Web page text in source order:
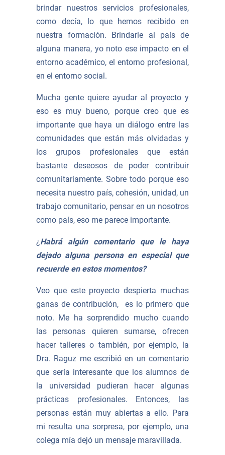
brindar nuestros servicios profesionales,
como decía, lo que hemos recibido en
nuestra formación. Brindarle al país de
alguna manera, yo noto ese impacto en el
entorno académico, el entorno profesional,
en el entorno social.
Mucha gente quiere ayudar al proyecto y
eso es muy bueno, porque creo que es
importante que haya un diálogo entre las
comunidades que están más olvidadas y
los grupos profesionales que están
bastante deseosos de poder contribuir
comunitariamente. Sobre todo porque eso
necesita nuestro país, cohesión, unidad, un
trabajo comunitario, pensar en un nosotros
como país, eso me parece importante.
¿ Habrá algún comentario que le haya
dejado alguna persona en especial que
recuerde en estos momentos?
Veo que este proyecto despierta muchas
ganas de contribución, es lo primero que
noto. Me ha sorprendido mucho cuando
las personas quieren sumarse, ofrecen
hacer talleres o también, por ejemplo, la
Dra. Raguz me escribió en un comentario
que sería interesante que los alumnos de
la universidad pudieran hacer algunas
prácticas profesionales. Entonces, las
personas están muy abiertas a ello. Para
mi resulta una sorpresa, por ejemplo, una
colega mía dejó un mensaje maravillada.